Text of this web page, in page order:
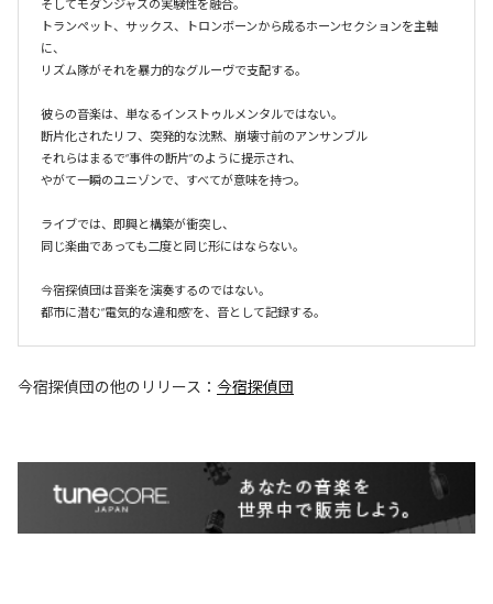
そしてモダンジャズの実験性を融合。
トランペット、サックス、トロンボーンから成るホーンセクションを主軸
に、
リズム隊がそれを暴力的なグルーヴで支配する。
彼らの音楽は、単なるインストゥルメンタルではない。
断片化されたリフ、突発的な沈黙、崩壊寸前のアンサンブル
それらはまるで“事件の断片”のように提示され、
やがて一瞬のユニゾンで、すべてが意味を持つ。
ライブでは、即興と構築が衝突し、
同じ楽曲であっても二度と同じ形にはならない。
今宿探偵団は音楽を演奏するのではない。
都市に潜む“電気的な違和感”を、音として記録する。
今宿探偵団の他のリリース： 今宿探偵団